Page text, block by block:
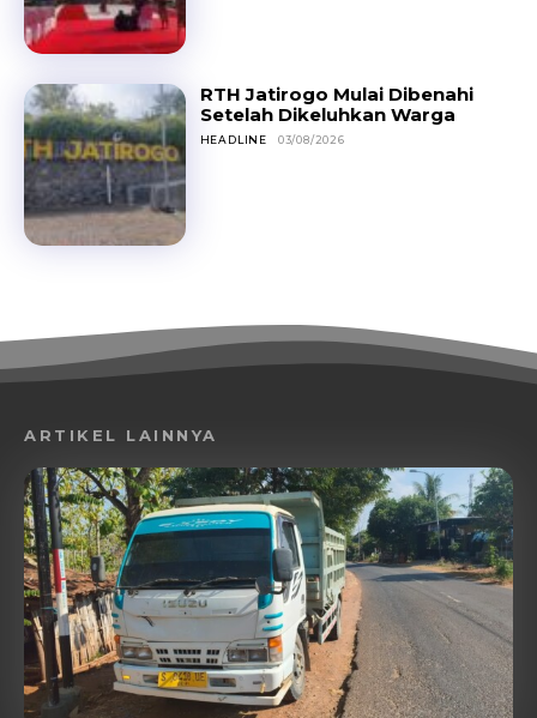
RTH Jatirogo Mulai Dibenahi
Setelah Dikeluhkan Warga
HEADLINE 03/08/2026
ARTIKEL LAINNYA